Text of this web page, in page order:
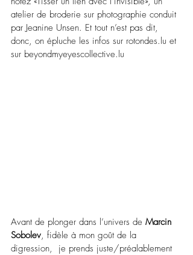
atelier de broderie sur photographie conduit
par Jeanine Unsen. Et tout n’est pas dit,
donc, on épluche les infos sur rotondes.lu et
sur beyondmyeyescollective.lu
Avant de plonger dans l’univers de Marcin
Sobolev, fidèle à mon goût de la
digression,  je prends juste/préalablement